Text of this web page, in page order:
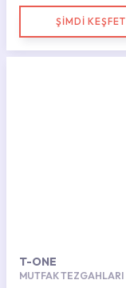
ŞİMDİ KEŞFET
T-ONE
MUTFAK TEZGAHLARI